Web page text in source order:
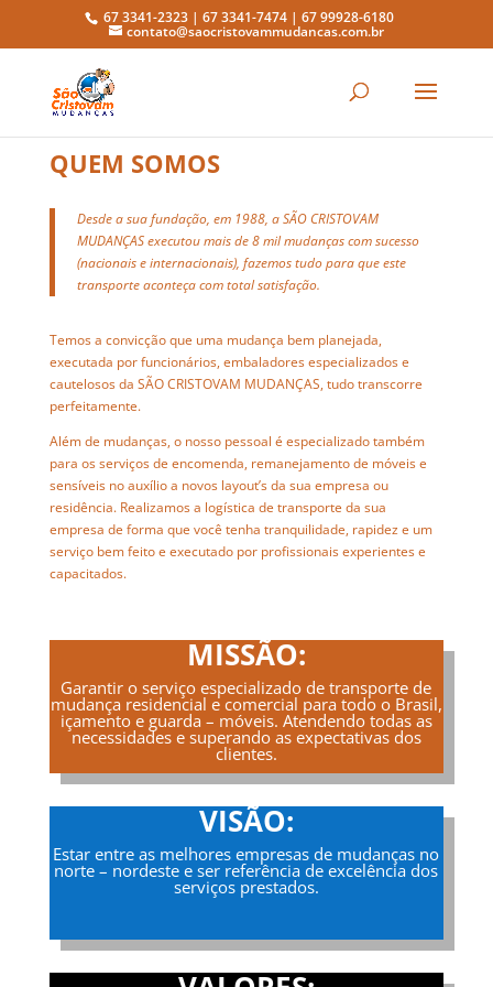
67 3341-2323 | 67 3341-7474 | 67 99928-6180
contato@saocristovammudancas.com.br
QUEM SOMOS
Desde a sua fundação, em 1988, a SÃO CRISTOVAM
MUDANÇAS executou mais de 8 mil mudanças com sucesso
(nacionais e internacionais), fazemos tudo para que este
transporte aconteça com total satisfação.
Temos a convicção que uma mudança bem planejada,
executada por funcionários, embaladores especializados e
cautelosos da SÃO CRISTOVAM MUDANÇAS, tudo transcorre
perfeitamente.
Além de mudanças, o nosso pessoal é especializado também
para os serviços de encomenda, remanejamento de móveis e
sensíveis no auxílio a novos layout’s da sua empresa ou
residência. Realizamos a logística de transporte da sua
empresa de forma que você tenha tranquilidade, rapidez e um
serviço bem feito e executado por profissionais experientes e
capacitados.
MISSÃO:
Garantir o serviço especializado de transporte de
mudança residencial e comercial para todo o Brasil,
içamento e guarda – móveis. Atendendo todas as
necessidades e superando as expectativas dos
clientes.
VISÃO:
Estar entre as melhores empresas de mudanças no
norte – nordeste e ser referência de excelência dos
serviços prestados.